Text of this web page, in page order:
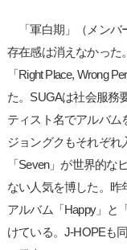
「軍白期」（メンバ
存在感は消えなかった
「Right Place, Wrong
た。SUGAは社会服務
ティスト名でアルバム
ジョングクもそれぞれ
「Seven」が世界的
ない人気を博した。昨
アルバム「Happy」と
けている。J-HOPEも